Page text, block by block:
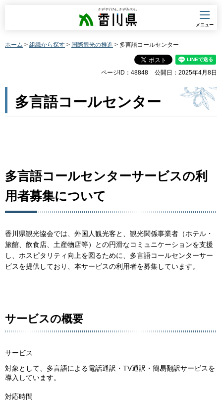
香川県
メニュー
ホーム > 組織から探す > 国際観光の推進 > 多言語コールセンター
ページID：48848 公開日：2025年4月8日
多言語コールセンター
多言語コールセンターサービスの利
用者募集について
香川県観光協会では、外国人観光客と、観光関係事業者（ホテル・
旅館、飲食店、土産物店等）との円滑なコミュニケーションを支援
し、ホスピタリティ向上を図るために、多言語コールセンターサー
ビスを提供しており、本サービスの利用者を募集しています。
サービスの概要
サービス
対象として、多言語による電話通訳・TV通訳・簡易翻訳サービスを
導入しています。
対応時間